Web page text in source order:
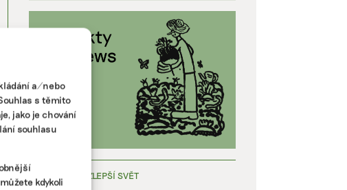
a/nebo
s těmito
jako je chování
souhlasu
kdykoli
PRÁCE, KTERÁ ZLEPŠÍ SVĚT